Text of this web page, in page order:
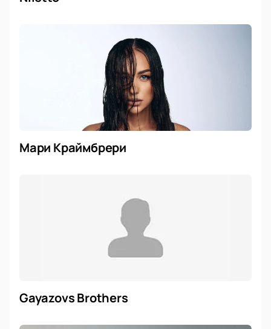
Мари Краймбрери
Gayazovs Brothers